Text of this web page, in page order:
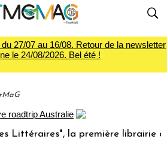
27/07 au 16/08. Retour de la newsletter
le 24/08/2026. Bel été !
la première librairie du